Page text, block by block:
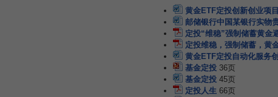
黄金ETF定投创新创业项
邮储银行中国某银行实物
定投“维稳”强制储蓄黄
定投维稳，强制储蓄，黄
黄金ETF定投自动化服务
基金定投 36页
基金定投 45页
定投人生 66页